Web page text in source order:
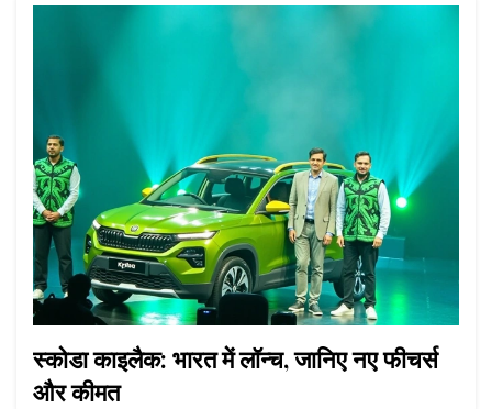
स्कोडा काइलैक: भारत में लॉन्च, जानिए नए फीचर्स
और कीमत